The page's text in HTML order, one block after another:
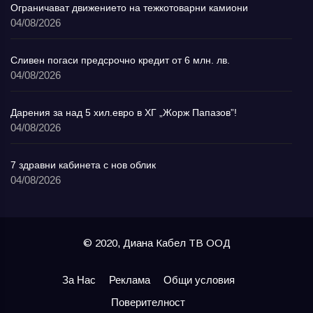
Ограничават движението на тежкотоварни камиони
04/08/2026
Сливен погаси предсрочно кредит от 6 млн. лв.
04/08/2026
Дарения за над 5 хил.евро в ХГ „Жорж Папазов”!
04/08/2026
7 здравни кабинета с нов облик
04/08/2026
© 2020, Диана Кабел ТВ ООД
За Нас Реклама
Общи условия
Поверителност